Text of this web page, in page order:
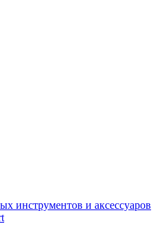
инструментов и аксессуаров